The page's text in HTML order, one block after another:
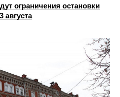
ограничения остановки
августа